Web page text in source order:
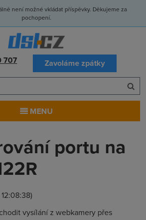
není možné vkládat příspěvky. Děkujeme za
pochopení.
707 Zavoláme zpátky
MENU
portu na
vysílání z webkamery přes